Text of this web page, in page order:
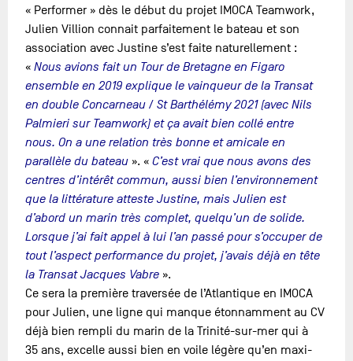
« Performer » dès le début du projet IMOCA Teamwork,
Julien Villion connait parfaitement le bateau et son
association avec Justine s’est faite naturellement :
« Nous avions fait un Tour de Bretagne en Figaro
ensemble en 2019 explique le vainqueur de la Transat
en double Concarneau / St Barthélémy 2021 (avec Nils
Palmieri sur Teamwork) et ça avait bien collé entre
nous. On a une relation très bonne et amicale en
parallèle du bateau ». «C’est vrai que nous avons des
centres d’intérêt commun, aussi bien l’environnement
que la littérature atteste Justine, mais Julien est
d’abord un marin très complet, quelqu’un de solide.
Lorsque j’ai fait appel à lui l’an passé pour s’occuper de
tout l’aspect performance du projet, j’avais déjà en tête
la Transat Jacques Vabre ».
Ce sera la première traversée de l’Atlantique en IMOCA
pour Julien, une ligne qui manque étonnamment au CV
déjà bien rempli du marin de la Trinité-sur-mer qui à
35 ans, excelle aussi bien en voile légère qu’en maxi-